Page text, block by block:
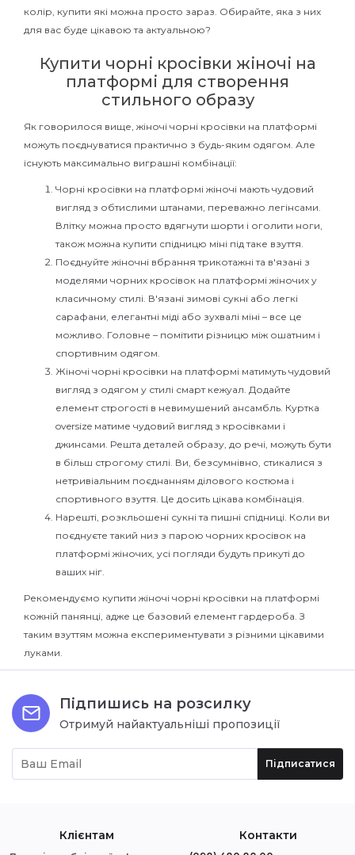
колір, купити які можна просто зараз. Обирайте, яка з них
для вас буде цікавою та актуальною?
Купити чорні кросівки жіночі на
платформі для створення
стильного образу
Як говорилося вище, жіночі чорні кросівки на платформі
можуть поєднуватися практично з будь-яким одягом. Але
існують максимально виграшні комбінації:
Чорні кросівки на платформі жіночі мають чудовий
вигляд з обтислими штанами, переважно легінсами.
Влітку можна просто вдягнути шорти і оголити ноги,
також можна купити спідницю міні під таке взуття.
Поєднуйте жіночні вбрання трикотажні та в'язані з
моделями чорних кросівок на платформі жіночих у
класичному стилі. В'язані зимові сукні або легкі
сарафани, елегантні міді або зухвалі міні – все це
можливо. Головне – помітити різницю між ошатним і
спортивним одягом.
Жіночі чорні кросівки на платформі матимуть чудовий
вигляд з одягом у стилі смарт кежуал. Додайте
елемент строгості в невимушений ансамбль. Куртка
oversize матиме чудовий вигляд з кросівками і
джинсами. Решта деталей образу, до речі, можуть бути
в більш строгому стилі. Ви, безсумнівно, стикалися з
нетривіальним поєднанням ділового костюма і
спортивного взуття. Це досить цікава комбінація.
Нарешті, розкльошені сукні та пишні спідниці. Коли ви
поєднуєте такий низ з парою чорних кросівок на
платформі жіночих, усі погляди будуть прикуті до
ваших ніг.
Рекомендуємо купити жіночі чорні кросівки на платформі
кожній панянці, адже це базовий елемент гардероба. З
таким взуттям можна експериментувати з різними цікавими
луками.
Підпишись на розсилку
Отримуй найактуальніші пропозиції
Підписатися
Клієнтам Контакти